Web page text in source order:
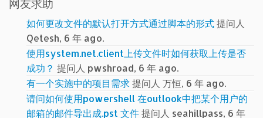
网友求助
如何更改文件的默认打开方式通过脚本的形式提问人
Qetesh, 6 年 ago.
使用system.net.client上传文件时如何获取上传是否
成功？ 提问人 pwshroad, 6 年 ago.
有一个实施中的项目需求提问人 万恒, 6 年 ago.
请问如何使用powershell 在outlook中把某个用户的
邮箱的邮件导出成.pst 文件提问人 seahillpass, 6 年